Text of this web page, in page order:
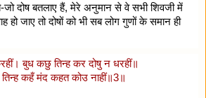
दोष बतलाए हैं, मेरे अनुमान से वे सभी शिवजी में
हो जाए तो दोषों को भी सब लोग गुणों के समान ही
बुध कछु तिन्ह कर दोषु न धरहीं॥
कहँ मंद कहत कोउ नाहीं॥3॥